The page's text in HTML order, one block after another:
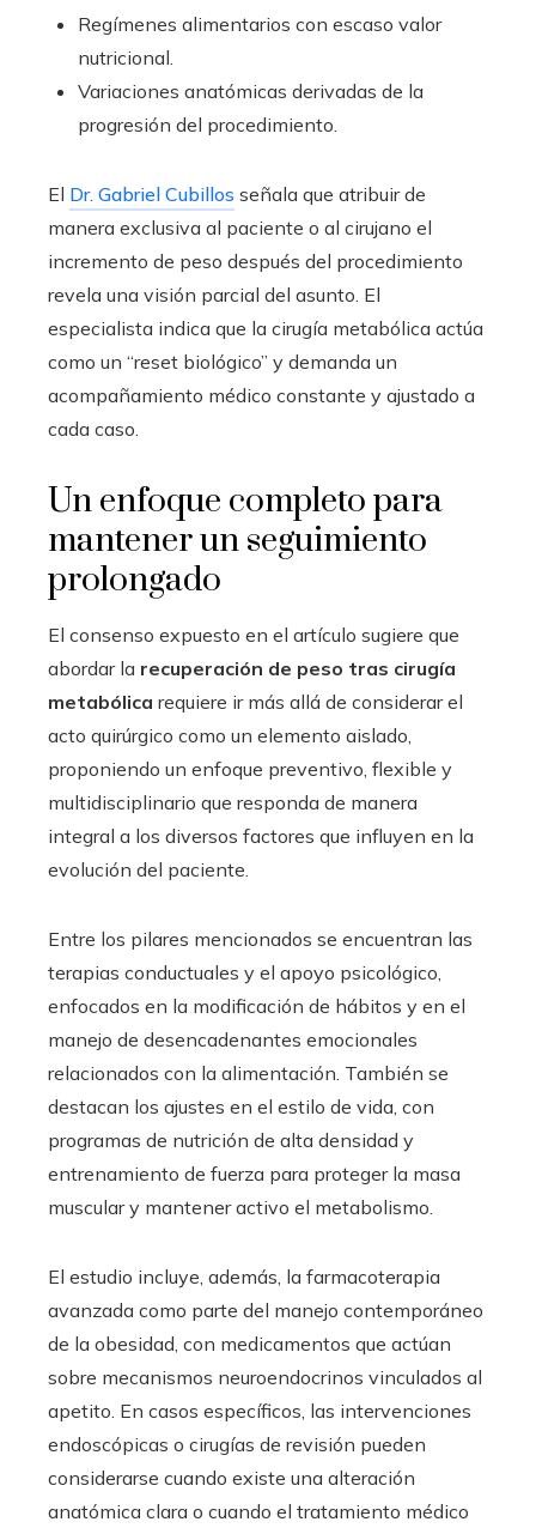
Regímenes alimentarios con escaso valor
nutricional.
Variaciones anatómicas derivadas de la
progresión del procedimiento.
El Dr. Gabriel Cubillos señala que atribuir de
manera exclusiva al paciente o al cirujano el
incremento de peso después del procedimiento
revela una visión parcial del asunto. El
especialista indica que la cirugía metabólica actúa
como un “reset biológico” y demanda un
acompañamiento médico constante y ajustado a
cada caso.
Un enfoque completo para
mantener un seguimiento
prolongado
El consenso expuesto en el artículo sugiere que
abordar la recuperación de peso tras cirugía
metabólica requiere ir más allá de considerar el
acto quirúrgico como un elemento aislado,
proponiendo un enfoque preventivo, flexible y
multidisciplinario que responda de manera
integral a los diversos factores que influyen en la
evolución del paciente.
Entre los pilares mencionados se encuentran las
terapias conductuales y el apoyo psicológico,
enfocados en la modificación de hábitos y en el
manejo de desencadenantes emocionales
relacionados con la alimentación. También se
destacan los ajustes en el estilo de vida, con
programas de nutrición de alta densidad y
entrenamiento de fuerza para proteger la masa
muscular y mantener activo el metabolismo.
El estudio incluye, además, la farmacoterapia
avanzada como parte del manejo contemporáneo
de la obesidad, con medicamentos que actúan
sobre mecanismos neuroendocrinos vinculados al
apetito. En casos específicos, las intervenciones
endoscópicas o cirugías de revisión pueden
considerarse cuando existe una alteración
anatómica clara o cuando el tratamiento médico